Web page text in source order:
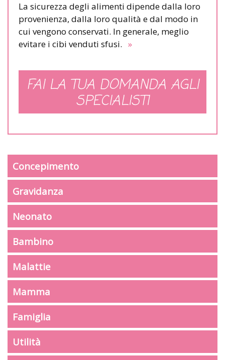
La sicurezza degli alimenti dipende dalla loro
provenienza, dalla loro qualità e dal modo in
cui vengono conservati. In generale, meglio
evitare i cibi venduti sfusi. »
FAI LA TUA DOMANDA AGLI
SPECIALISTI
Concepimento
Gravidanza
Neonato
Bambino
Malattie
Mamma
Famiglia
Utilità